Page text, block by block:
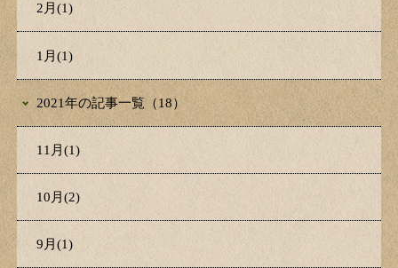
2月(1)
1月(1)
2021年の記事一覧（18）
11月(1)
10月(2)
9月(1)